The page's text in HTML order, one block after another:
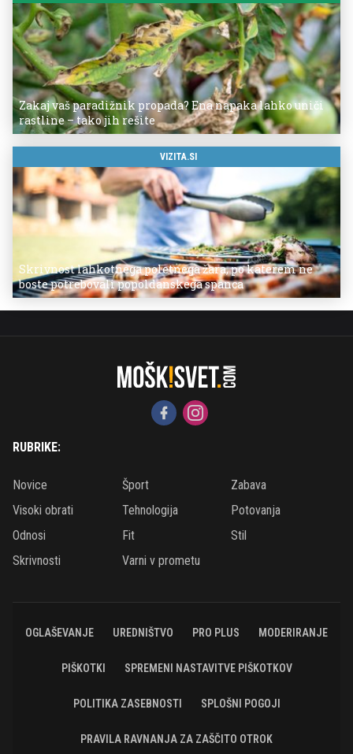
Zakaj vaš paradižnik propada? Ena napaka lahko uniči
rastline – tako jih rešite
VIZITA.SI
Skrivnost lahkotnega poletnega žara, po katerem ne
boste potrebovali popoldanskega spanca
RUBRIKE:
Novice Šport
Zabava
Visoki obrati
Tehnologija
Potovanja
Odnosi
Fit
Stil
Skrivnosti
Varni v prometu
OGLAŠEVANJE UREDNIŠTVO PRO PLUS MODERIRANJE
PIŠKOTKI SPREMENI NASTAVITVE PIŠKOTKOV
POLITIKA ZASEBNOSTI SPLOŠNI POGOJI
PRAVILA RAVNANJA ZA ZAŠČITO OTROK